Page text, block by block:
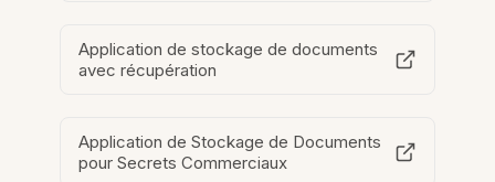
Application de stockage de documents
avec récupération
Application de Stockage de Documents
pour Secrets Commerciaux